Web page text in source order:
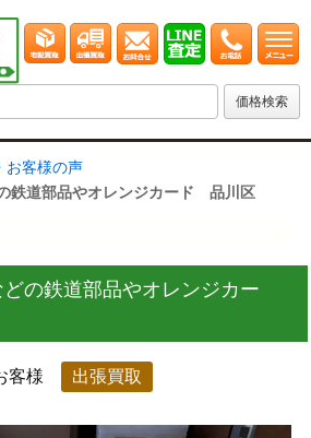
お客様の声
鉄道部品やオレンジカード 品川区
の鉄道部品やオレンジカー
客様 出張買取